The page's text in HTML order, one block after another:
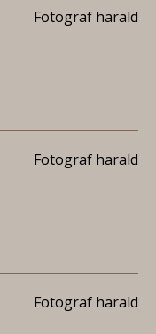
Fotograf harald
Fotograf harald
Fotograf harald